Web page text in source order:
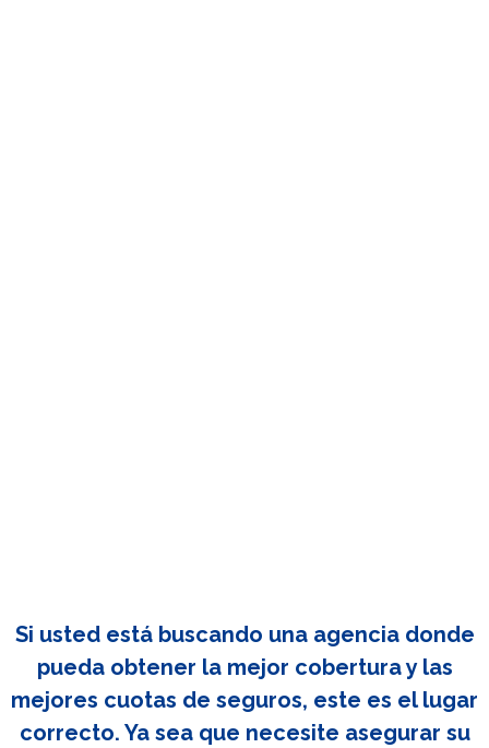
Si usted está buscando una agencia donde
pueda obtener la mejor cobertura y las
mejores cuotas de seguros, este es el lugar
correcto. Ya sea que necesite asegurar su